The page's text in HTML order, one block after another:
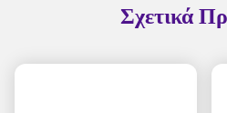
Σχετικά